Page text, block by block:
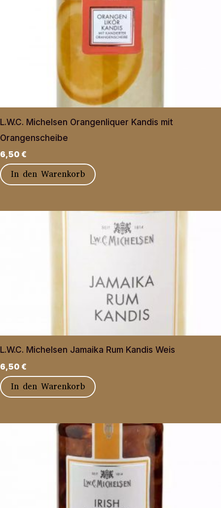
L.W.C. Michelsen Orangenliquer Kandis mit
Orangenscheibe
6,50 €
In den Warenkorb
L.W.C. Michelsen Jamaika Rum Kandis Weis
6,50 €
In den Warenkorb